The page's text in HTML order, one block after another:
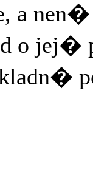
a
o jej�